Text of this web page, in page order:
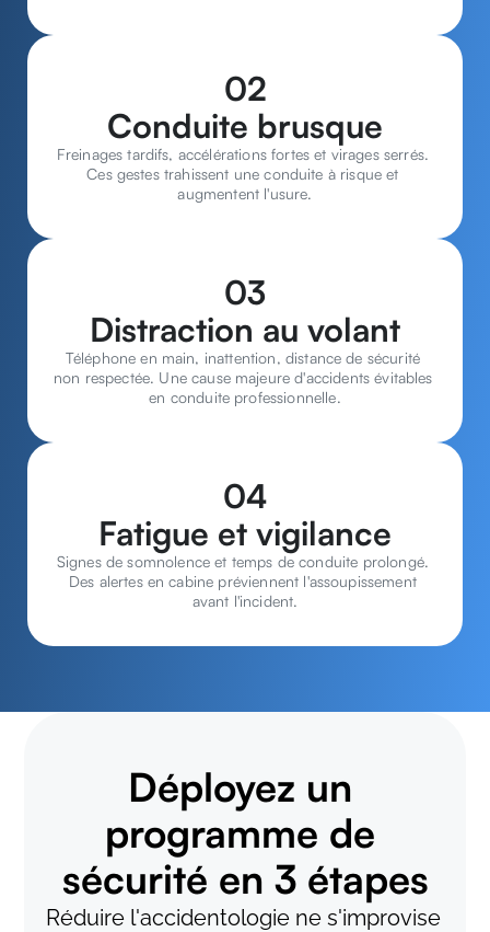
02
Conduite brusque
Freinages tardifs, accélérations fortes et virages serrés.
Ces gestes trahissent une conduite à risque et
augmentent l'usure.
03
Distraction au volant
Téléphone en main, inattention, distance de sécurité
non respectée. Une cause majeure d'accidents évitables
en conduite professionnelle.
04
Fatigue et vigilance
Signes de somnolence et temps de conduite prolongé.
Des alertes en cabine préviennent l'assoupissement
avant l'incident.
Déployez un
programme de
sécurité en 3 étapes
Réduire l'accidentologie ne s'improvise